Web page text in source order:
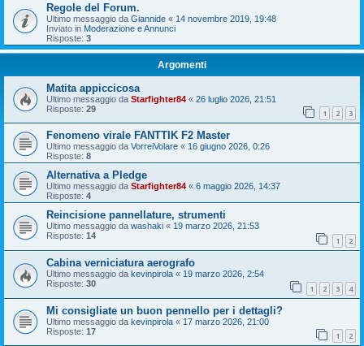
Regole del Forum.
Ultimo messaggio da Giannide « 14 novembre 2019, 19:48
Inviato in Moderazione e Annunci
Risposte: 3
Argomenti
Matita appiccicosa
Ultimo messaggio da Starfighter84 « 26 luglio 2026, 21:51
Risposte: 29 1 2 3
Fenomeno virale FANTTIK F2 Master
Ultimo messaggio da VorreiVolare « 16 giugno 2026, 0:26
Risposte: 8
Alternativa a Pledge
Ultimo messaggio da Starfighter84 « 6 maggio 2026, 14:37
Risposte: 4
Reincisione pannellature, strumenti
Ultimo messaggio da washaki « 19 marzo 2026, 21:53
Risposte: 14 1 2
Cabina verniciatura aerografo
Ultimo messaggio da kevinpirola « 19 marzo 2026, 2:54
Risposte: 30 1 2 3 4
Mi consigliate un buon pennello per i dettagli?
Ultimo messaggio da kevinpirola « 17 marzo 2026, 21:00
Risposte: 17 1 2